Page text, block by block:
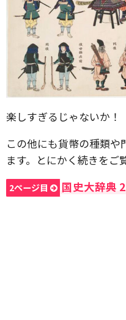
楽しすぎるじゃないか！
この他にも貨幣の種類や
ます。とにかく続きをご
2ページ目 国史大辞典